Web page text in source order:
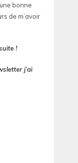
bonne
de m’avoir
!
j’ai